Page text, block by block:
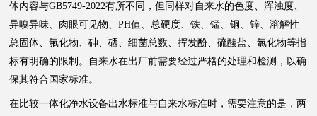
体内容与GB5749-2022有所不同，但同样对自来水的色度、浑浊度、
异嗅异味、肉眼可见物、PH值、总硬度、铁、锰、铜、锌、溶解性
总固体、氟化物、砷、硒、细菌总数、挥发酚、硫酸盐、氯化物等指
标有明确的限制。自来水在出厂前需要经过严格的处理和检测，以确
保其符合国家标准。
在比较一体化净水设备出水标准与自来水标准时，需要注意的是，两